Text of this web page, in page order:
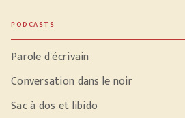
PODCASTS
Parole d'écrivain
Conversation dans le noir
Sac à dos et libido